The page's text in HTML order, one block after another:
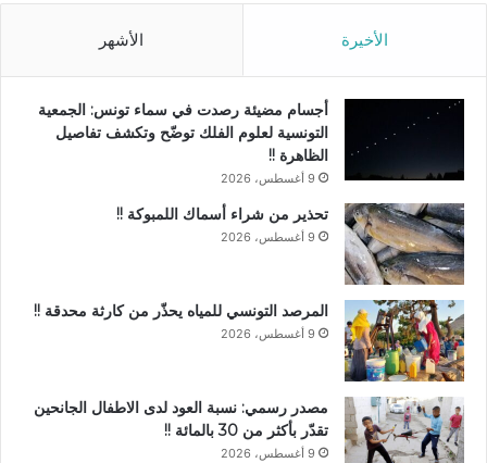
الأخيرة الأشهر
أجسام مضيئة رصدت في سماء تونس: الجمعية
التونسية لعلوم الفلك توضّح وتكشف تفاصيل
الظاهرة !!
9 أغسطس، 2026
تحذير من شراء أسماك اللمبوكة !!
9 أغسطس، 2026
المرصد التونسي للمياه يحذّر من كارثة محدقة !!
9 أغسطس، 2026
مصدر رسمي: نسبة العود لدى الاطفال الجانحين
تقدّر بأكثر من 30 بالمائة !!
9 أغسطس، 2026